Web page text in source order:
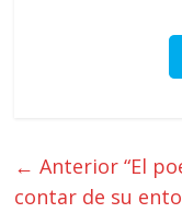
← Anterior “El
contar de su